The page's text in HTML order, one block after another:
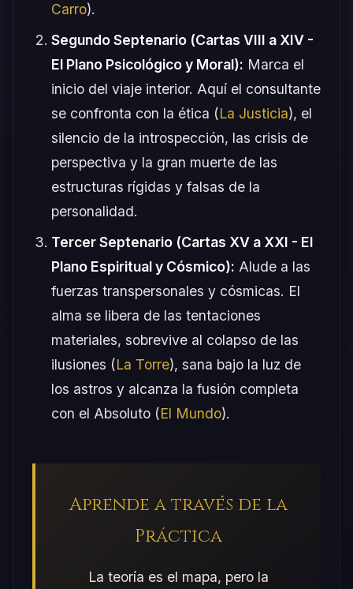
Carro).
Segundo Septenario (Cartas VIII a XIV -
El Plano Psicológico y Moral): Marca el
inicio del viaje interior. Aquí el consultante
se confronta con la ética (La Justicia), el
silencio de la introspección, las crisis de
perspectiva y la gran muerte de las
estructuras rígidas y falsas de la
personalidad.
Tercer Septenario (Cartas XV a XXI - El
Plano Espiritual y Cósmico): Alude a las
fuerzas transpersonales y cósmicas. El
alma se libera de las tentaciones
materiales, sobrevive al colapso de las
ilusiones (La Torre), sana bajo la luz de
los astros y alcanza la fusión completa
con el Absoluto (El Mundo).
Aprende a través de la
Práctica
La teoría es el mapa, pero la